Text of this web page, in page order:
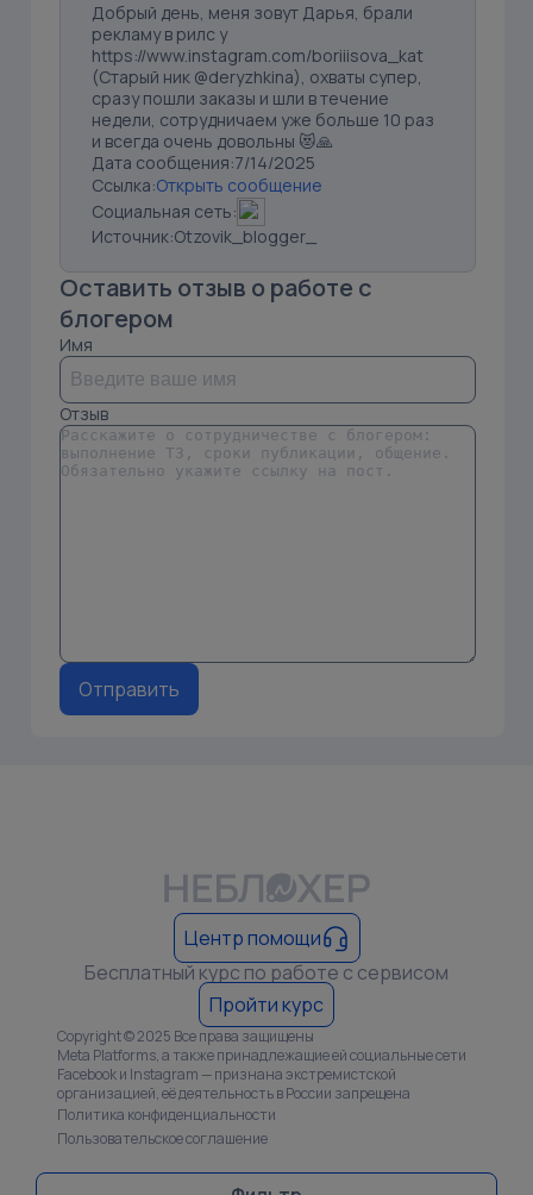
Добрый день, меня зовут Дарья, брали
рекламу в рилс у
https://www.instagram.com/boriiisova_kat
(Старый ник @deryzhkina), охваты супер,
сразу пошли заказы и шли в течение
недели, сотрудничаем уже больше 10 раз
и всегда очень довольны 😻🙏
Дата сообщения:7/14/2025
Ссылка:Открыть сообщение
Социальная сеть:
Источник:Otzovik_blogger_
Оставить отзыв о работе с
блогером
Имя
Отзыв
Отправить
Центр помощи
Copyright © 2025 Все права защищены
Meta Platforms, а также принадлежащие ей социальные сети
Facebook и Instagram — признана экстремистской
организацией, её деятельность в России запрещена
Политика конфиденциальности
Пользовательское соглашение
Бесплатный курс по работе с сервисом
Пройти курс